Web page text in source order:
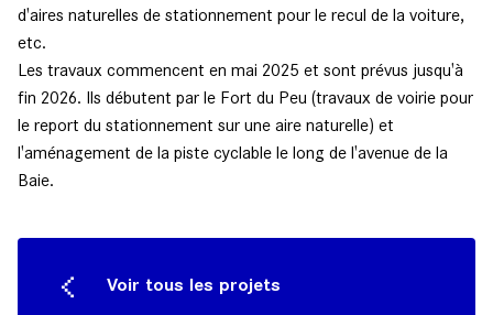
d'aires naturelles de stationnement pour le recul de la voiture,
etc.
Les travaux commencent en mai 2025 et sont prévus jusqu'à
fin 2026. Ils débutent par le Fort du Peu (travaux de voirie pour
le report du stationnement sur une aire naturelle) et
l'aménagement de la piste cyclable le long de l'avenue de la
Baie.
Voir tous les projets